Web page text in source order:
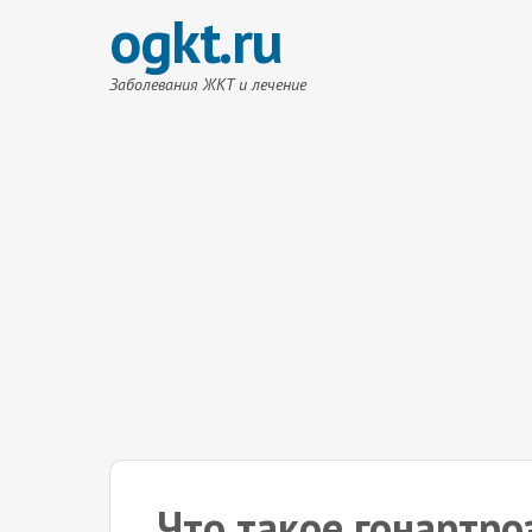
ogkt.ru
Заболевания ЖКТ и лечение